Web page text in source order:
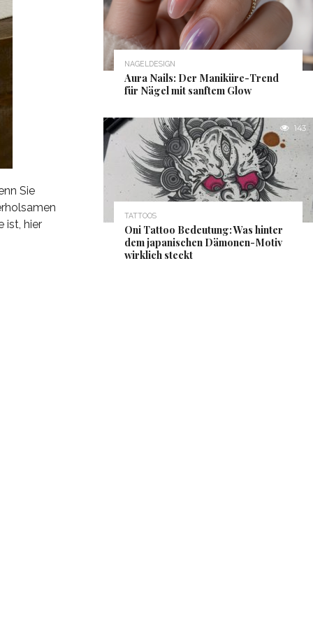
Sie
ist, hier
NAGELDESIGN
Aura Nails: Der Maniküre-Trend
für Nägel mit sanftem Glow
143
TATTOOS
Oni Tattoo Bedeutung: Was hinter
dem japanischen Dämonen-Motiv
wirklich steckt